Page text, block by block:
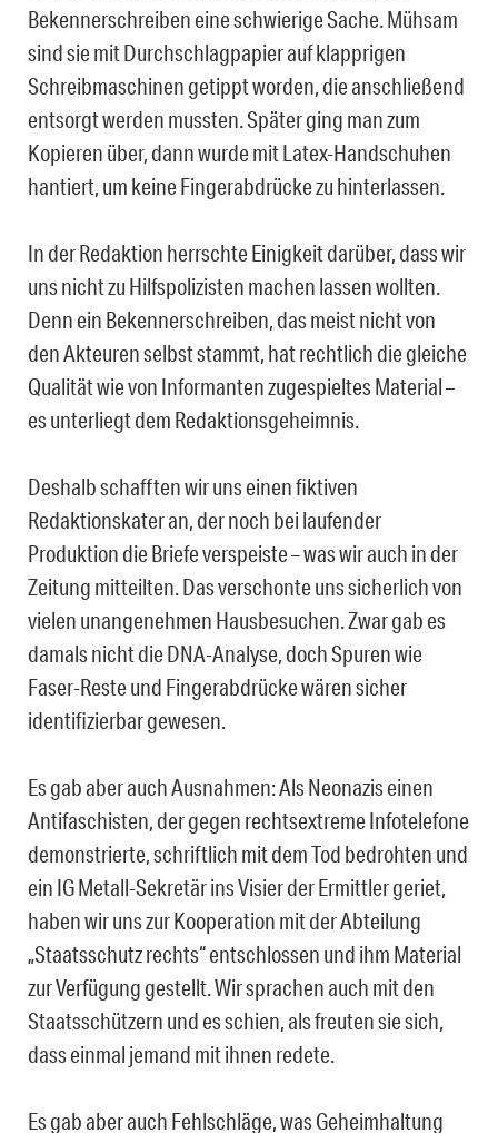
Bekennerschreiben eine schwierige Sache. Mühsam
sind sie mit Durchschlagpapier auf klapprigen
Schreibmaschinen getippt worden, die anschließend
entsorgt werden mussten. Später ging man zum
Kopieren über, dann wurde mit Latex-Handschuhen
hantiert, um keine Fingerabdrücke zu hinterlassen.
In der Redaktion herrschte Einigkeit darüber, dass wir
uns nicht zu Hilfspolizisten machen lassen wollten.
Denn ein Bekennerschreiben, das meist nicht von
den Akteuren selbst stammt, hat rechtlich die gleiche
Qualität wie von Informanten zugespieltes Material –
es unterliegt dem Redaktionsgeheimnis.
Deshalb schafften wir uns einen fiktiven
Redaktionskater an, der noch bei laufender
Produktion die Briefe verspeiste – was wir auch in der
Zeitung mitteilten. Das verschonte uns sicherlich von
vielen unangenehmen Hausbesuchen. Zwar gab es
damals nicht die DNA-Analyse, doch Spuren wie
Faser-Reste und Fingerabdrücke wären sicher
identifizierbar gewesen.
Es gab aber auch Ausnahmen: Als Neonazis einen
Antifaschisten, der gegen rechtsextreme Infotelefone
demonstrierte, schriftlich mit dem Tod bedrohten und
ein IG Metall-Sekretär ins Visier der Ermittler geriet,
haben wir uns zur Kooperation mit der Abteilung
„Staatsschutz rechts“ entschlossen und ihm Material
zur Verfügung gestellt. Wir sprachen auch mit den
Staatsschützern und es schien, als freuten sie sich,
dass einmal jemand mit ihnen redete.
Es gab aber auch Fehlschläge, was Geheimhaltung